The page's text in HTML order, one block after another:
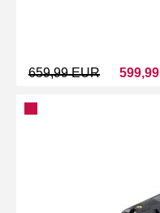
659,99 EUR